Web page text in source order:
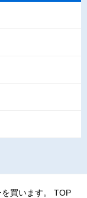
買います。 TOP